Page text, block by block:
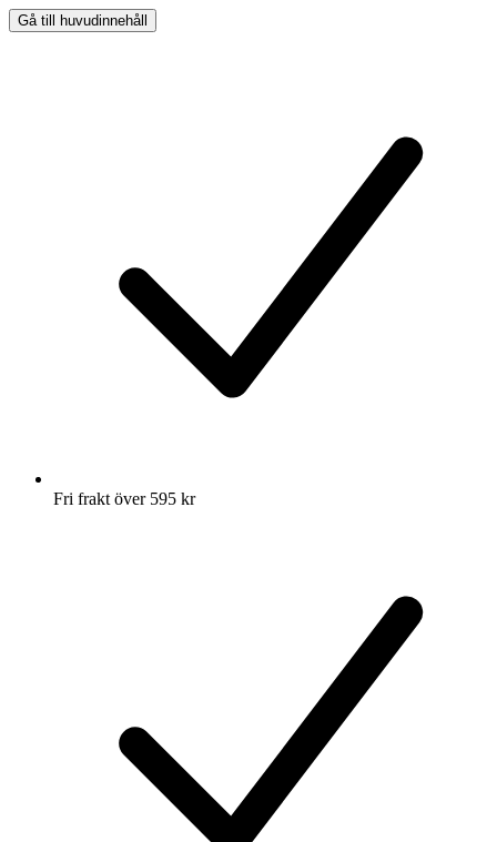
Gå till huvudinnehåll
Fri frakt över 595 kr